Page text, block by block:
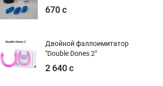
670 с
Двойной фаллоимитатор
"Double Dones 2"
2 640 с